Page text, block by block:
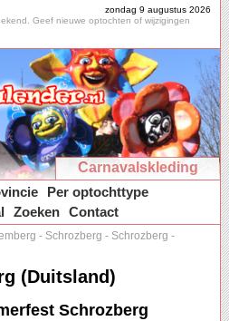
zondag 9 augustus 2026
Geef nieuwe optochten of wijzigingen
Carnavalskleding
Per optochttype
Zoeken Contact
- Schrozberg - Schrozberg -
(Duitsland)
Schrozberg